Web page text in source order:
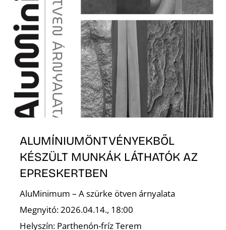
ALUMÍNIUMÖNTVÉNYEKBŐL
KÉSZÜLT MUNKÁK LÁTHATÓK AZ
EPRESKERTBEN
AluMinimum – A szürke ötven árnyalata
Megnyitó: 2026.04.14., 18:00
Helyszín: Parthenón-fríz Terem